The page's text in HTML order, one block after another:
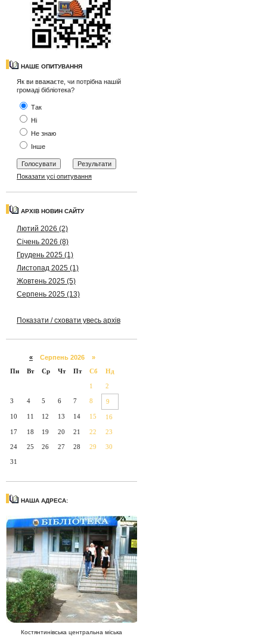
НАШЕ ОПИТУВАННЯ
Як ви вважаєте, чи потрібна нашій
громаді бібліотека?
Так
Ні
Не знаю
Інше
Показати усі опитування
АРХІВ НОВИН САЙТУ
Лютий 2026 (2)
Січень 2026 (8)
Грудень 2025 (1)
Листопад 2025 (1)
Жовтень 2025 (5)
Серпень 2025 (13)
Показати / сховати увесь архів
« Серпень 2026 »
Пн
Вт Ср Чт Пт Сб Нд
1 2
3 4 5 6 7 8 9
10 11 12 13 14 15 16
17 18 19 20 21 22 23
24 25 26 27 28 29 30
31
НАША АДРЕСА:
Костянтинівська центральна міська